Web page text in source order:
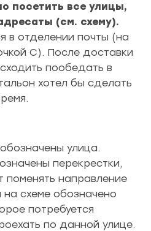
посетить все улицы,
(см. схему).
в отделении почты (на
C). После доставки
пообедать в
хотел бы сделать
улица.
перекрестки,
поменять направление
схеме обозначено
потребуется
по данной улице.